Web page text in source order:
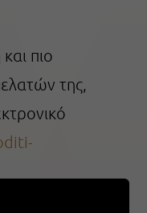
πιο
της,